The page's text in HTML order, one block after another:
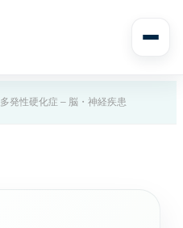
多発性硬化症 – 脳・神経疾患